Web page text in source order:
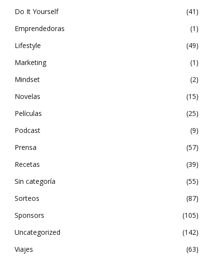
Do It Yourself
41
Emprendedoras
1
Lifestyle
49
Marketing
1
Mindset
2
Novelas
15
Películas
25
Podcast
9
Prensa
57
Recetas
39
Sin categoría
55
Sorteos
87
Sponsors
105
Uncategorized
142
Viajes
63